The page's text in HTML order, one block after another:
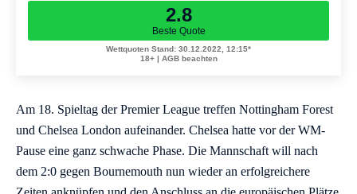
2.8
Beste Quote
Wettquoten Stand: 30.12.2022, 12:15*
18+ | AGB beachten
Am 18. Spieltag der Premier League treffen Nottingham Forest
und Chelsea London aufeinander. Chelsea hatte vor der WM-
Pause eine ganz schwache Phase. Die Mannschaft will nach
dem 2:0 gegen Bournemouth nun wieder an erfolgreichere